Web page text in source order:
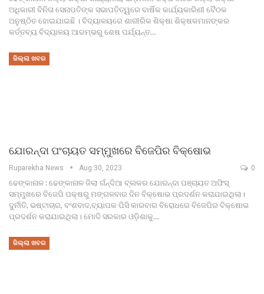
ଅଧିକାରୀ ବିନିତା ସେନାପତିଙ୍କ ସଭାପତିତ୍ୱରେ ବାର୍ଷିକ କାର୍ଯ୍ୟକାରିଣୀ ବୈଠକ
ଅନୁଷ୍ଠିତ ହୋଇଯାଇଛି । ବିଦ୍ୟାଳୟରେ ଶାରୀରିକ ଶିକ୍ଷା ଶିକ୍ଷକମାନଙ୍କର
କର୍ତ୍ତବ୍ୟ ବିଦ୍ୟାଳୟ ଆରମ୍ଭରୁ ଶେଷ ପର୍ଯ୍ୟନ୍ତ…
ଜିଲ୍ଲା ଖବର
ଯୋରନ୍ଦା ପଂଚାୟତ ସମ୍ମୁଖରେ ବିଜେପିର ବିକ୍ଷୋଭ
Ruparekha News Aug 30, 2023 0
ଢେଙ୍କାନାଳ : ଢେଙ୍କାନାଳ ଜିଲା ଗଁନ୍ଦିଆ ବ୍ଲକର ଯୋରନ୍ଦା ପଞ୍ଚାୟତ ଅଫିସ୍
ସମ୍ମୁଖରେ ବିଜେପି ପକ୍ଷରୁ ମଙ୍ଗଳବାର ଦିନ ବିକ୍ଷୋଭ ପ୍ରଦର୍ଶନ କରାଯାଇଥିଲା।
ଦୁର୍ନୀତି, ଭଷ୍ଟାଚାର, ବଂଶବାଦ,ବ୍ୟାପକ ପିସି କାରବାର ବିରୋଧରେ ବିଜେପିର ବିକ୍ଷୋଭ
ପ୍ରଦର୍ଶନ କରାଯାଇଥିଲା। ମୋଦି ସରକାର ଓଡ଼ିଶାକୁ…
ଜିଲ୍ଲା ଖବର